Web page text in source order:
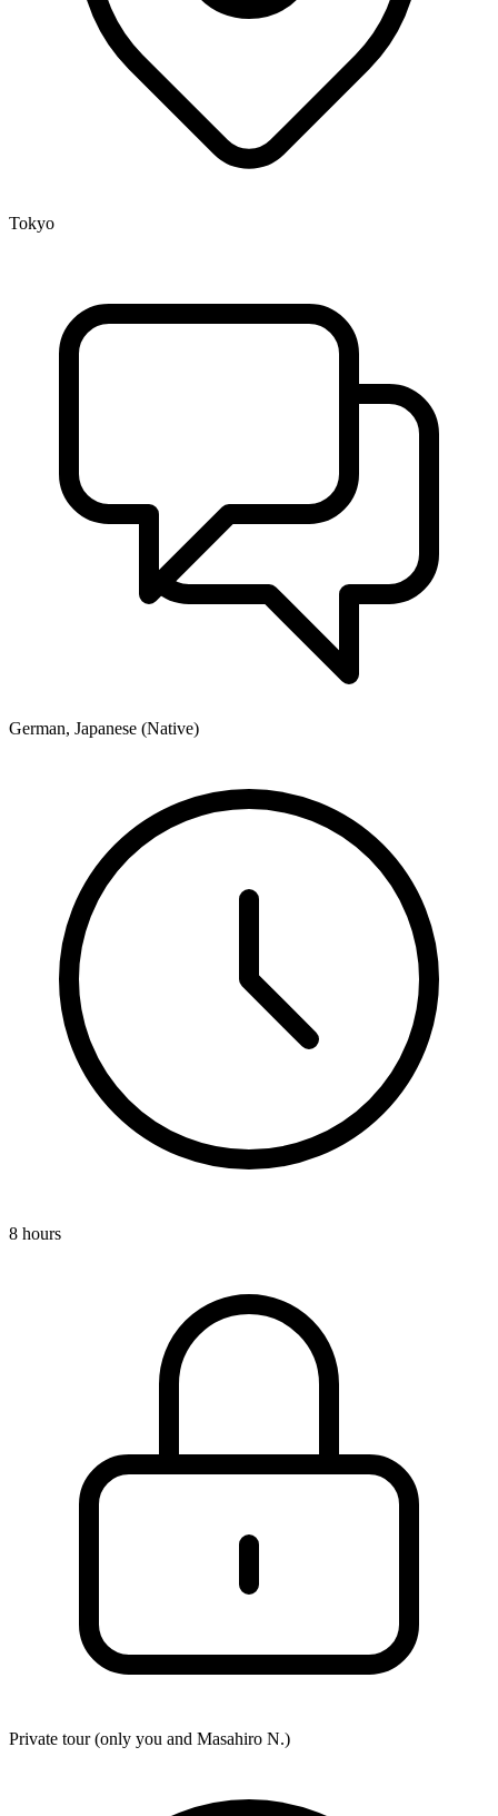
Tokyo
German, Japanese (Native)
8 hours
Private tour (only you and Masahiro N.)